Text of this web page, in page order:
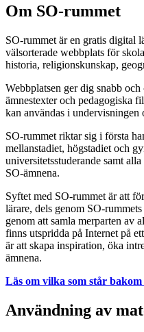
Om SO-rummet
SO-rummet är en gratis digital
välsorterade webbplats för
historia, religionskunskap,
Webbplatsen ger dig snabb
ämnestexter och pedagogiska
kan användas i undervisningen
SO-rummet riktar sig i första
mellanstadiet, högstadiet och
universitetsstuderande samt
SO-ämnena.
Syftet med SO-rummet är att
lärare, dels genom SO-
genom att samla merparten av
finns utspridda på Internet på
är att skapa inspiration, öka
ämnena.
Läs om vilka som står
Användning av